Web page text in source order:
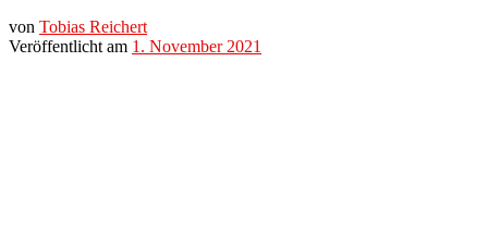
von Tobias Reichert
Veröffentlicht am 1. November 2021